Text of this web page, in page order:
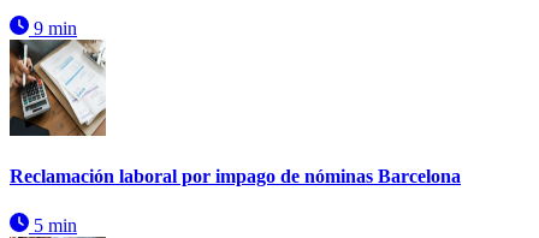
9 min
Reclamación laboral por impago de nóminas Barcelona
5 min